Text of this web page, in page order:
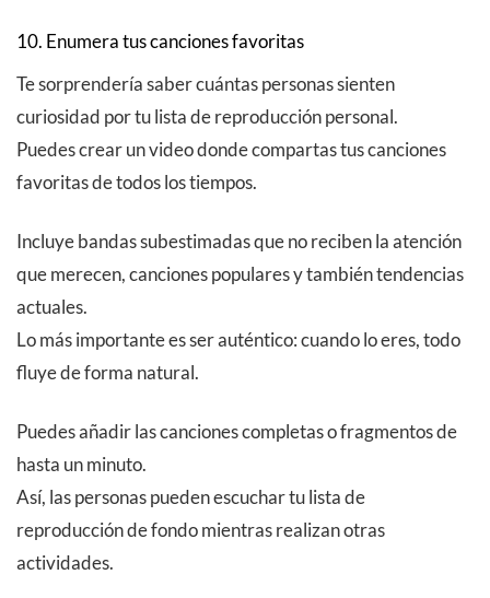
10. Enumera tus canciones favoritas
Te sorprendería saber cuántas personas sienten
curiosidad por tu lista de reproducción personal.
Puedes crear un video donde compartas tus canciones
favoritas de todos los tiempos.
Incluye bandas subestimadas que no reciben la atención
que merecen, canciones populares y también tendencias
actuales.
Lo más importante es ser auténtico: cuando lo eres, todo
fluye de forma natural.
Puedes añadir las canciones completas o fragmentos de
hasta un minuto.
Así, las personas pueden escuchar tu lista de
reproducción de fondo mientras realizan otras
actividades.